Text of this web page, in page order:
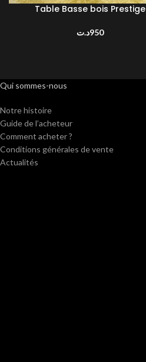
AJOUTER AU PANIER
Table Basse bois Prestige
950د.ت
Qui sommes-nous
Notre histoire
Guide de l’acheteur
Comment acheter ?
Conditions générales de vente
Actualités